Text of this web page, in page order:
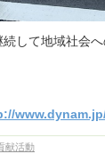
して地域社会
献活動